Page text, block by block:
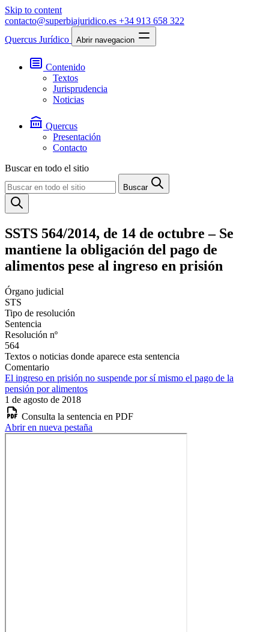
Skip to content
contacto@superbiajuridico.es +34 913 658 322
Quercus Jurídico
Abrir navegacion
Contenido
Textos
Jurisprudencia
Noticias
Quercus
Presentación
Contacto
Buscar en todo el sitio
Buscar
SSTS 564/2014, de 14 de octubre – Se
mantiene la obligación del pago de
alimentos pese al ingreso en prisión
Órgano judicial
STS
Tipo de resolución
Sentencia
Resolución nº
564
Textos o noticias donde aparece esta sentencia
Comentario
El ingreso en prisión no suspende por sí mismo el pago de la
pensión por alimentos
1 de agosto de 2018
Consulta la sentencia en PDF
Abrir en nueva pestaña